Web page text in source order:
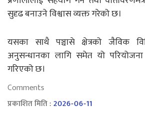
सुदृढ बनाउने विश्वास व्यक्त गरेको छ।
यसका साथै पञ्चासे क्षेत्रको जैविक
अनुसन्धानका लागि समेत यो
गरिएको छ।
Comments
प्रकाशित मिति :2026-06-11